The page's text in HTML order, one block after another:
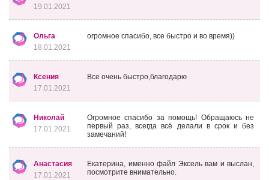
19.01.2021
Ольга
18.01.2021
огромное спасибо, все быстро и во время))
Ксения
17.01.2021
Все очень быстро,благодарю
Николай
17.01.2021
Огромное спасибо за помощь! Обращаюсь не
первый раз, всегда всё делали в срок и без
замечаний!
Анастасия
17.01.2021
Екатерина, именно файл Эксель вам и выслан,
посмотрите внимательно.